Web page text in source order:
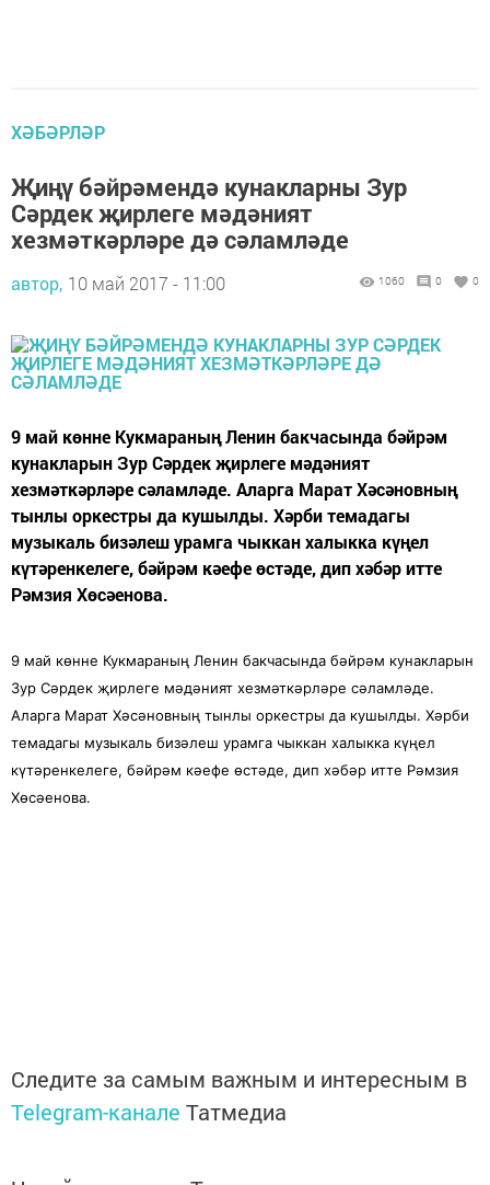
ХӘБӘРЛӘР
Җиңү бәйрәмендә кунакларны Зур
Сәрдек җирлеге мәдәният
хезмәткәрләре дә сәламләде
автор, 10 май 2017 - 11:00 1060 0 0
9 май көнне Кукмараның Ленин бакчасында бәйрәм
кунакларын Зур Сәрдек җирлеге мәдәният
хезмәткәрләре сәламләде. Аларга Марат Хәсәновның
тынлы оркестры да кушылды. Хәрби темадагы
музыкаль бизәлеш урамга чыккан халыкка күңел
күтәренкелеге, бәйрәм кәефе өстәде, дип хәбәр итте
Рәмзия Хөсәенова.
9 май көнне Кукмараның Ленин бакчасында бәйрәм кунакларын
Зур Сәрдек җирлеге мәдәният хезмәткәрләре сәламләде.
Аларга Марат Хәсәновның тынлы оркестры да кушылды. Хәрби
темадагы музыкаль бизәлеш урамга чыккан халыкка күңел
күтәренкелеге, бәйрәм кәефе өстәде, дип хәбәр итте Рәмзия
Хөсәенова.
Следите за самым важным и интересным в
Telegram-канале Татмедиа